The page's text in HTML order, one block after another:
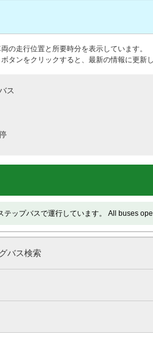
の走行位置と所要時分を表示しています。
ボタンをクリックすると、最新の情報に更
ス
テップバスで運行しています。 All buses
バス検索